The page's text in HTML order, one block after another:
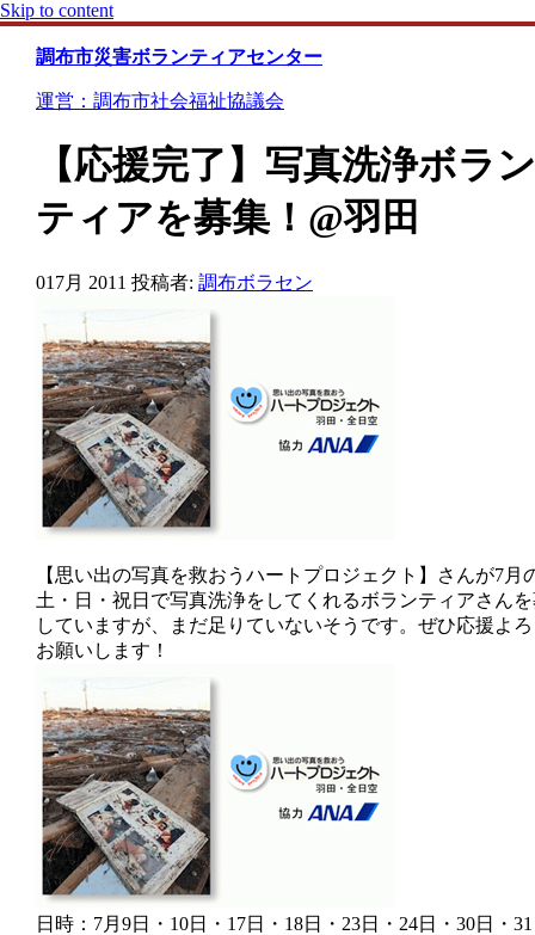
Skip to content
調布市災害ボランティアセンター
運営：調布市社会福祉協議会
【応援完了】写真洗浄ボラン
ティアを募集！@羽田
01 7月 2011 投稿者: 調布ボラセン
【思い出の写真を救おうハートプロジェクト】さんが7月
土・日・祝日で写真洗浄をしてくれるボランティアさん
していますが、まだ足りていないそうです。ぜひ応援よ
お願いします！
日時：7月9日・10日・17日・18日・23日・24日・30日・